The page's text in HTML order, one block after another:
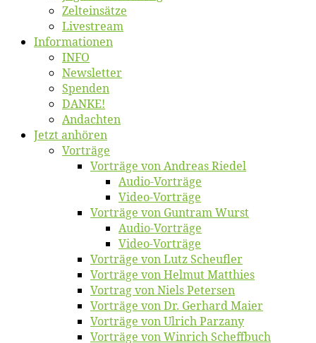
Zelt­ein­sät­ze
Live­stream
Informatio­nen
INFO
News­let­ter
Spen­den
DANKE!
An­dach­ten
Jetzt an­hö­ren
Vor­trä­ge
Vor­trä­ge von An­dre­as Riedel
Au­dio-Vor­trä­ge
Vi­deo-Vor­trä­ge
Vor­trä­ge von Gun­tram Wurst
Au­dio-Vor­trä­ge
Vi­deo-Vor­trä­ge
Vor­trä­ge von Lutz Scheufler
Vor­trä­ge von Hel­mut Matthies
Vor­trag von Niels Petersen
Vor­trä­ge von Dr. Ger­hard Maier
Vor­trä­ge von Ul­rich Parzany
Vor­trä­ge von Win­rich Scheffbuch